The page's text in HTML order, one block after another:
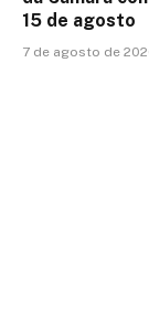
15 de agosto
7 de agosto de